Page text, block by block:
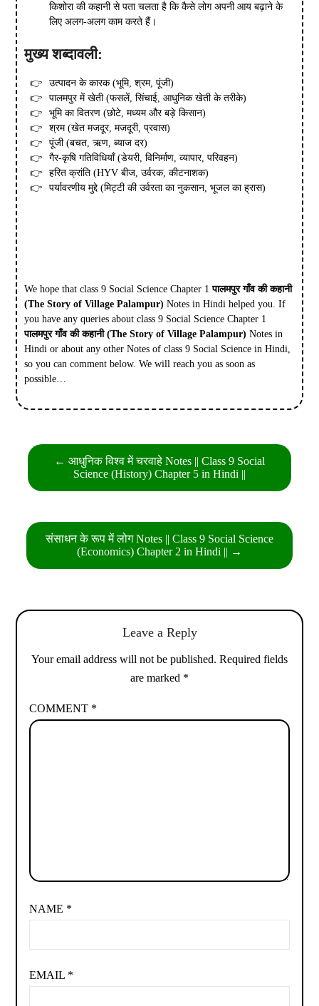
किशोरा की कहानी से पता चलता है कि कैसे लोग अपनी आय बढ़ाने के
लिए अलग-अलग काम करते हैं।
मुख्य शब्दावली:
उत्पादन के कारक (भूमि, श्रम, पूंजी)
पालमपुर में खेती (फसलें, सिंचाई, आधुनिक खेती के तरीके)
भूमि का वितरण (छोटे, मध्यम और बड़े किसान)
श्रम (खेत मजदूर, मजदूरी, प्रवास)
पूंजी (बचत, ऋण, ब्याज दर)
गैर-कृषि गतिविधियाँ (डेयरी, विनिर्माण, व्यापार, परिवहन)
हरित क्रांति (HYV बीज, उर्वरक, कीटनाशक)
पर्यावरणीय मुद्दे (मिट्टी की उर्वरता का नुकसान, भूजल का ह्रास)
We hope that class 9 Social Science Chapter 1पालमपुर गाँव की कहानी
(The Story of Village Palampur) Notes in Hindi helped you. If
you have any queries about class 9 Social Science Chapter 1
पालमपुर गाँव की कहानी(The Story of Village Palampur) Notes in
Hindi or about any other Notes of class 9 Social Science in Hindi,
so you can comment below. We will reach you as soon as
possible…
Post
navigation
← आधुनिक विश्व में चरवाहे Notes || Class 9 Social
Science (History) Chapter 5 in Hindi ||
संसाधन के रूप में लोग Notes || Class 9 Social Science
(Economics) Chapter 2 in Hindi || →
Leave a Reply
Your email address will not be published. Required fields
are marked *
COMMENT *
NAME *
EMAIL *